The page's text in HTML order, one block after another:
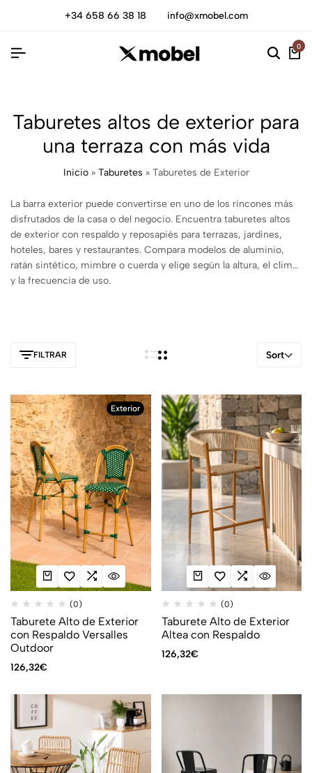
+34 658 66 38 18 info@xmobel.com
0
Taburetes altos de exterior para
una terraza con más vida
Inicio» Taburetes » Taburetes de Exterior
La barra exterior puede convertirse en uno de los rincones más
disfrutados de la casa o del negocio. Encuentra taburetes altos
de exterior con respaldo y reposapiés para terrazas, jardines,
hoteles, bares y restaurantes. Compara modelos de aluminio,
ratán sintético, mimbre o cuerda y elige según la altura, el clima
y la frecuencia de uso.
FILTRAR Sort
Exterior
(0)
Taburete Alto de Exterior
con Respaldo Versalles
Outdoor
126,32€
(0)
Taburete Alto de Exterior
Altea con Respaldo
126,32€